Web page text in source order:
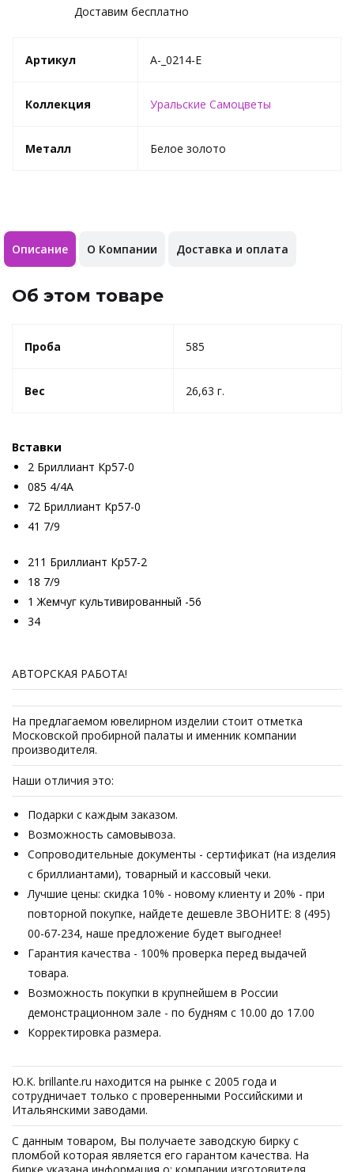
Доставим бесплатно
Артикул A-_0214-E
Коллекция Уральские Самоцветы
Металл Белое золото
Описание О Компании Доставка и оплата
Об этом товаре
Проба 585
Вес 26,63 г.
Вставки
2 Бриллиант Кр57-0
085 4/4А
72 Бриллиант Кр57-0
41 7/9
211 Бриллиант Кр57-2
18 7/9
1 Жемчуг культивированный -56
34
АВТОРСКАЯ РАБОТА!
На предлагаемом ювелирном изделии стоит отметка
Московской пробирной палаты и именник компании
производителя.
Наши отличия это:
Подарки с каждым заказом.
Возможность самовывоза.
Сопроводительные документы - сертификат (на изделия
с бриллиантами), товарный и кассовый чеки.
Лучшие цены: скидка 10% - новому клиенту и 20% - при
повторной покупке, найдете дешевле ЗВОНИТЕ: 8 (495)
00-67-234, наше предложение будет выгоднее!
Гарантия качества - 100% проверка перед выдачей
товара.
Возможность покупки в крупнейшем в России
демонстрационном зале - по будням с 10.00 до 17.00
Корректировка размера.
Ю.К. brillante.ru находится на рынке с 2005 года и
сотрудничает только с проверенными Российскими и
Итальянскими заводами.
С данным товаром, Вы получаете заводскую бирку с
пломбой которая является его гарантом качества. На